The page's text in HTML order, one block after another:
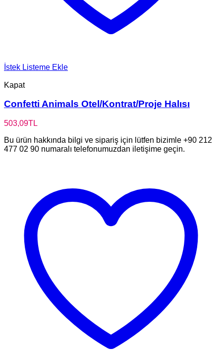
İstek Listeme Ekle
Kapat
Confetti Animals Otel/Kontrat/Proje Halısı
503,09TL
Bu ürün hakkında bilgi ve sipariş için lütfen bizimle +90 212
477 02 90 numaralı telefonumuzdan iletişime geçin.